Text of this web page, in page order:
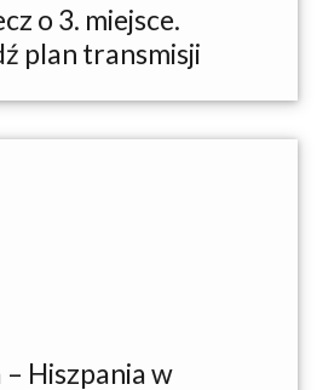
o 3. miejsce.
plan transmisji
– Hiszpania w